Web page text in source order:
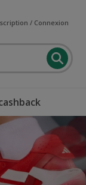
/ Connexion